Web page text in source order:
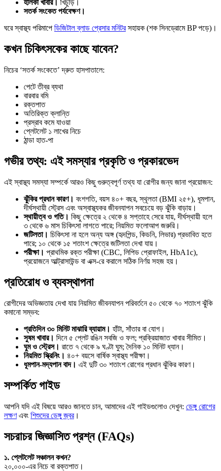
হালকা খাবার।
খিচুড়ি।
সতর্ক সংকেত পর্যবেক্ষণ।
ঘরে স্বাস্থ্য পরিমাপে ডিজিটাল ব্লাড প্রেসার মনিটরসহায়ক (শক সিনড্রোমে BP পড়ে)।
কখন চিকিৎসকের কাছে যাবেন?
নিচের ‘সতর্ক সংকেতে’ দ্রুত হাসপাতালে:
পেটে তীব্র ব্যথা
বারবার বমি
রক্তপাত
অতিরিক্ত ক্লান্তি
প্রস্রাব কমে যাওয়া
প্লেটলেট ১ লাখের নিচে
ঠান্ডা হাত-পা
গভীর তথ্য: এই সমস্যার প্রকৃতি ও প্রকারভেদ
এই স্বাস্থ্য সমস্যা সম্পর্কে আরও কিছু গুরুত্বপূর্ণ তথ্য যা রোগীর জন্য জানা প্রয়োজন:
ঝুঁকির প্রধান কারণ। বংশগতি, বয়স ৪০+ বছর, স্থূলতা (BMI ২৫+), ধূমপান,
দীর্ঘস্থায়ী স্ট্রেস এবং অস্বাস্থ্যকর জীবনযাপন সবচেয়ে বড় ঝুঁকি বাড়ায়।
স্থায়ীত্ব ও গতি। কিছু ক্ষেত্রে ২ থেকে ৪ সপ্তাহে সেরে যায়, দীর্ঘস্থায়ী হলে
৩ থেকে ৬ মাস চিকিৎসা লাগতে পারে; নিয়মিত ফলোআপ জরুরি।
জটিলতা। চিকিৎসা না হলে অন্য অঙ্গ (হৃদপিন্ড, কিডনি, লিভার) প্রভাবিত হতে
পারে; ১০ থেকে ১৫ শতাংশ ক্ষেত্রে জটিলতা দেখা যায়।
পরীক্ষা। প্রাথমিক রক্ত পরীক্ষা (CBC, লিপিড প্রোফাইল, HbA1c),
প্রয়োজনে আল্ট্রাসাউন্ড বা এক্স-রে করালে সঠিক নির্ণয় সহজ হয়।
প্রতিরোধ ও ব্যবস্থাপনা
রোগীদের অভিজ্ঞতায় দেখা যায় নিয়মিত জীবনযাপন পরিবর্তনে ৫০ থেকে ৭০ শতাংশ ঝুঁকি
কমানো সম্ভব:
প্রতিদিন ৩০ মিনিট মাঝারি ব্যায়াম। হাঁটা, সাঁতার বা যোগ।
সুষম খাবার। দিনে ৫ প্লেট রঙিন সবজি ও ফল; প্রক্রিয়াজাত খাবার সীমিত।
ঘুম ও স্ট্রেস। রাতে ৭ থেকে ৯ ঘণ্টা ঘুম; দৈনিক ১০ মিনিট ধ্যান।
নিয়মিত স্ক্রিনিং। ৪০+ বয়সে বার্ষিক স্বাস্থ্য পরীক্ষা।
ধূমপান-মদ্যপান বাদ। এই দুটি ৩০ শতাংশ রোগের প্রধান ঝুঁকির কারণ।
সম্পর্কিত গাইড
আপনি যদি এই বিষয়ে আরও জানতে চান, আমাদের এই গাইডগুলোও দেখুন: ডেঙ্গু রোগের
লক্ষণএবং শিশুদের ডেঙ্গু জ্বর।
সচরাচর জিজ্ঞাসিত প্রশ্ন (FAQs)
১. প্লেটলেট সঞ্চালন কখন?
২০,০০০-এর নিচে বা রক্তপাত।